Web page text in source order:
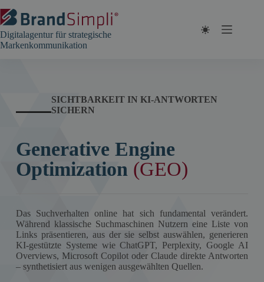
Inhalt
springen
Digitalagentur für strategische
Markenkommunikation
SICHTBARKEIT IN KI-ANTWORTEN
SICHERN
Generative Engine
Optimization (GEO)
Das Suchverhalten online hat sich fundamental verändert.
Während klassische Suchmaschinen Nutzern eine Liste von
Links präsentieren, aus der sie selbst auswählen, generieren
KI-gestützte Systeme wie ChatGPT, Perplexity, Google AI
Overviews, Microsoft Copilot oder Claude direkte Antworten
– synthetisiert aus wenigen ausgewählten Quellen.